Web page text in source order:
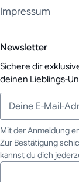
Impressum
Newsletter
Sichere dir
deinen Lieblings-
Deine E-Mail-
Mit der Anmeldung
Zur Bestätigung
kannst du dich